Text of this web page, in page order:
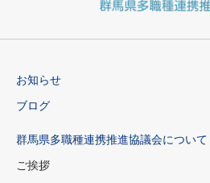
お知らせ
ブログ
群馬県多職種連携推進協議会について
ご挨拶